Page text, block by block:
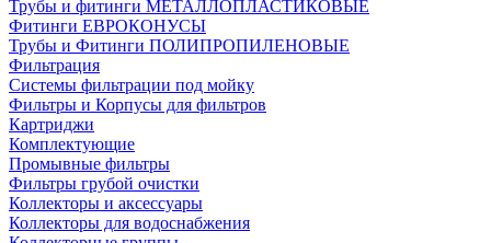
Трубы и фитинги МЕТАЛЛОПЛАСТИКОВЫЕ
Фитинги ЕВРОКОНУСЫ
Трубы и Фитинги ПОЛИПРОПИЛЕНОВЫЕ
Фильтрация
Системы фильтрации под мойку
Фильтры и Корпусы для фильтров
Картриджи
Комплектующие
Промывные фильтры
Фильтры грубой очистки
Коллекторы и аксессуары
Коллекторы для водоснабжения